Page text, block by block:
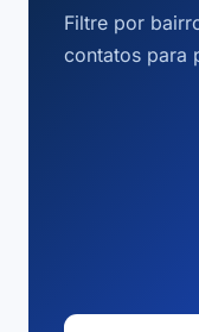
Filtre por
contatos para